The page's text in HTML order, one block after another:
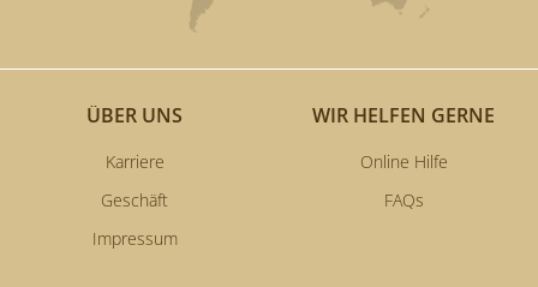
ÜBER UNS
Karriere
Geschäft
Impressum
WIR HELFEN GERNE
Online Hilfe
FAQs